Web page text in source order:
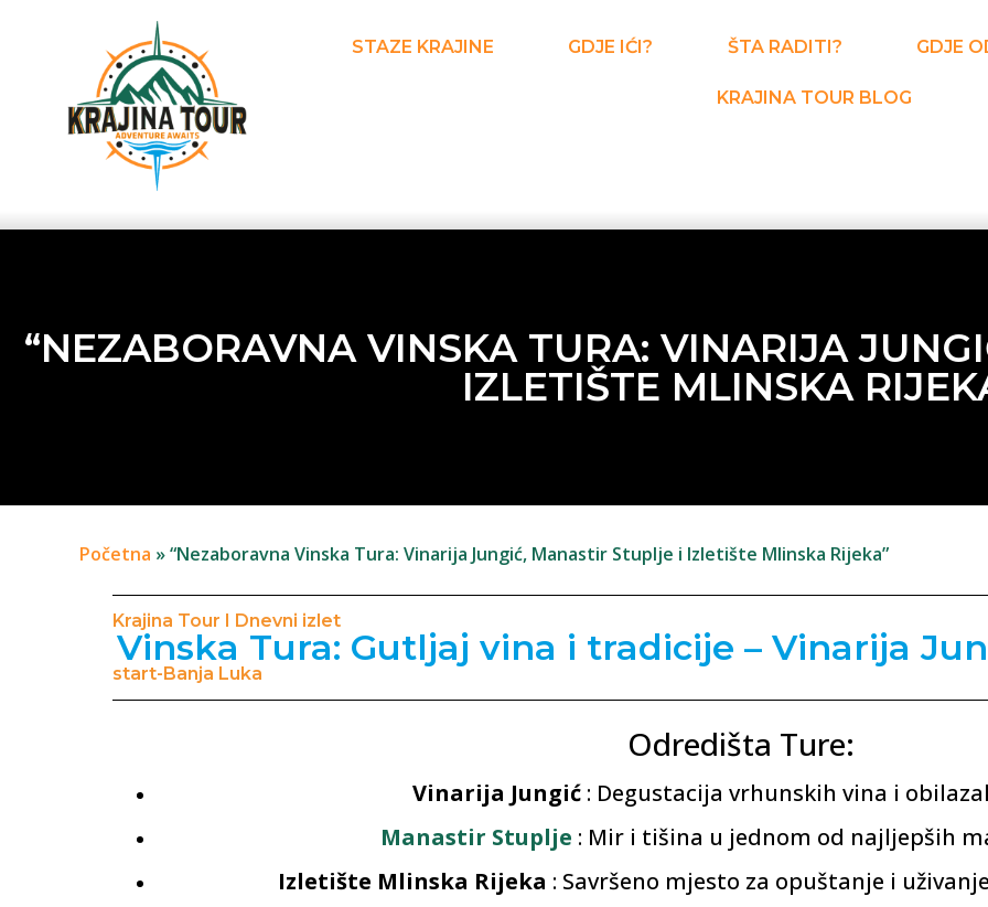
STAZE KRAJINE GDJE IĆI? ŠTA RADITI? GDJE
KRAJINA TOUR BLOG
“NEZABORAVNA VINSKA TURA: VINARIJA
IZLETIŠTE MLINSKA
Početna »“Nezaboravna Vinska Tura: Vinarija Jungić, Manastir Stuplje i Izletište Mlinska Rijeka”
Krajina Tour I Dnevni izlet
Vinska Tura: Gutljaj vina i tradicije – Vinarija
start-Banja Luka
Odredišta Ture:
Vinarija Jungić: Degustacija vrhunskih vina i
Manastir Stuplje : Mir i tišina u jednom od najljepših
Izletište Mlinska Rijeka : Savršeno mjesto za opuštanje i